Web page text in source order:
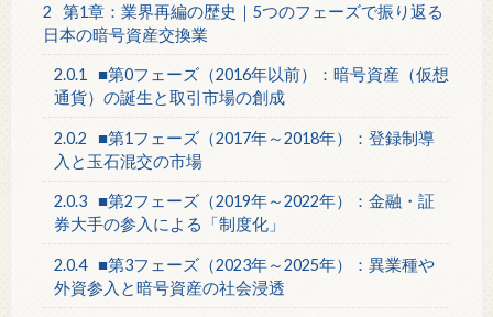
2
第1章：業界再編の歴史｜5つのフェーズで振り返る
日本の暗号資産交換業
2.0.1
■第0フェーズ（2016年以前）：暗号資産（仮想
通貨）の誕生と取引市場の創成
2.0.2
■第1フェーズ（2017年～2018年）：登録制導
入と玉石混交の市場
2.0.3
■第2フェーズ（2019年～2022年）：金融・証
券大手の参入による「制度化」
2.0.4
■第3フェーズ（2023年～2025年）：異業種や
外資参入と暗号資産の社会浸透